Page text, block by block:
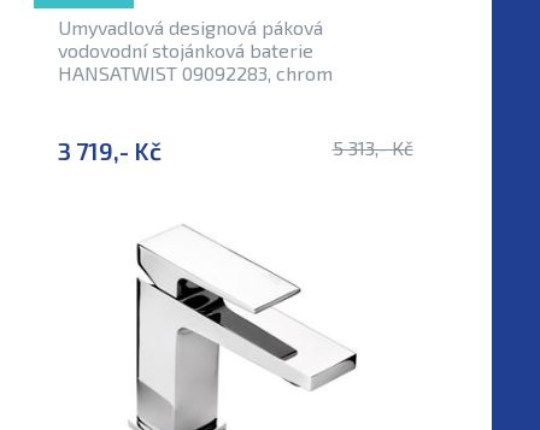
Umyvadlová designová páková
vodovodní stojánková baterie
HANSATWIST 09092283, chrom
3 719,- Kč 5 313,- Kč